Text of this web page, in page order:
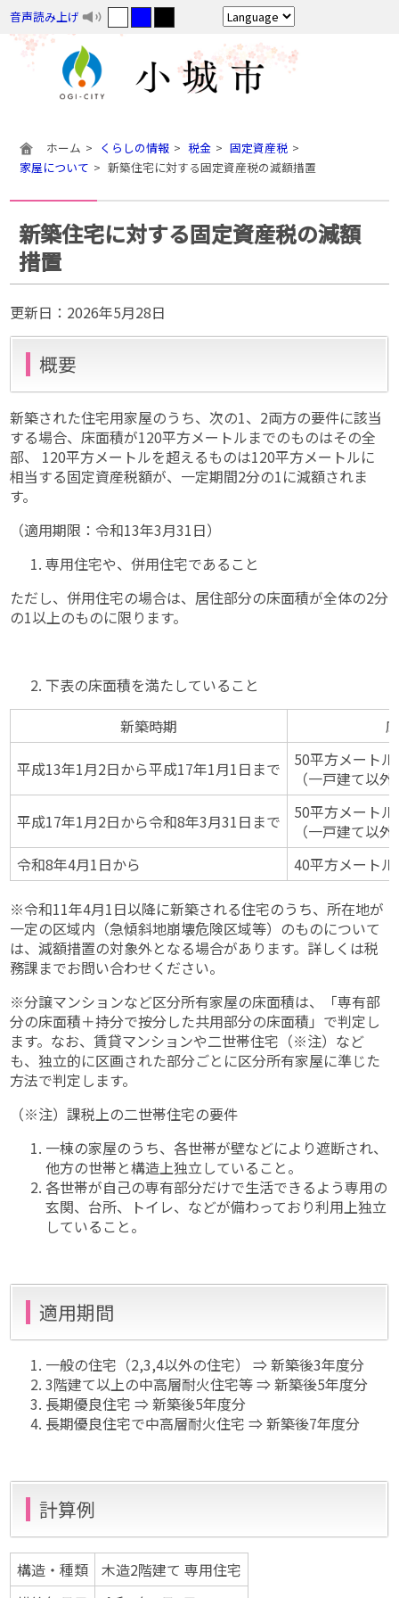
音声読み上げ
ホーム くらしの情報 税金
固定資産税
家屋について
新築住宅に対する固定資産税の減額措置
新築住宅に対する固定資産税の減額
措置
更新日： 2026年5月28日
概要
新築された住宅用家屋のうち、次の1、2両方の要件に該当
する場合、床面積が120平方メートルまでのものはその全
部、 120平方メートルを超えるものは120平方メートルに
相当する固定資産税額が、一定期間2分の1に減額されま
す。
（適用期限：令和13年3月31日）
専用住宅や、併用住宅であること
ただし、併用住宅の場合は、居住部分の床面積が全体の2分
の1以上のものに限ります。
下表の床面積を満たしていること
新築時期
平成13年1月2日から平成17年1月1日まで
50平方メート
（一戸建て以
平成17年1月2日から令和8年3月31日まで
50平方メート
（一戸建て以
令和8年4月1日から
40平方メート
※令和11年4月1日以降に新築される住宅のうち、所在地が
一定の区域内（急傾斜地崩壊危険区域等）のものについて
は、減額措置の対象外となる場合があります。詳しくは税
務課までお問い合わせください。
※分譲マンションなど区分所有家屋の床面積は、「専有部
分の床面積＋持分で按分した共用部分の床面積」で判定し
ます。なお、賃貸マンションや二世帯住宅（※注）など
も、独立的に区画された部分ごとに区分所有家屋に準じた
方法で判定します。
（※注）課税上の二世帯住宅の要件
一棟の家屋のうち、各世帯が壁などにより遮断され、
他方の世帯と構造上独立していること。
各世帯が自己の専有部分だけで生活できるよう専用の
玄関、台所、トイレ、などが備わっており利用上独立
していること。
適用期間
一般の住宅（2,3,4以外の住宅） ⇒ 新築後3年度分
3階建て以上の中高層耐火住宅等 ⇒ 新築後5年度分
長期優良住宅 ⇒ 新築後5年度分
長期優良住宅で中高層耐火住宅 ⇒ 新築後7年度分
計算例
構造・種類
木造2階建て 専用住宅